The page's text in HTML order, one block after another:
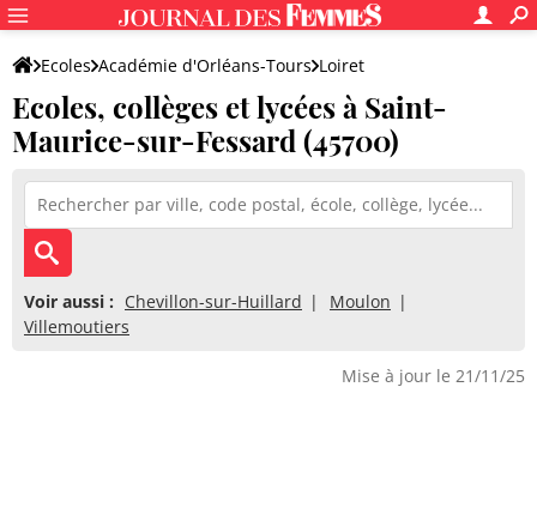
Ecoles Académie d'Orléans-Tours Loiret
Ecoles, collèges et lycées à Saint-
Maurice-sur-Fessard (45700)
Voir aussi : Chevillon-sur-Huillard
Moulon
Villemoutiers
Mise à jour le 21/11/25